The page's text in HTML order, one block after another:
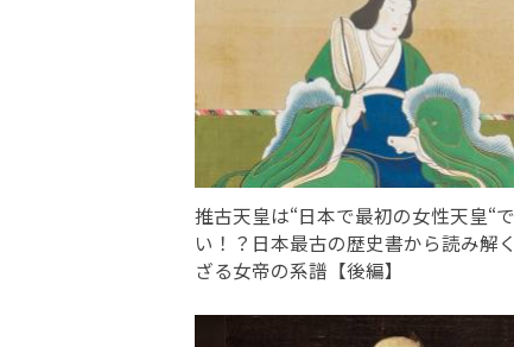
推古天皇は“日本で最初の女性天皇“
い！？日本最古の歴史書から読み解
ざる女帝の系譜【後編】